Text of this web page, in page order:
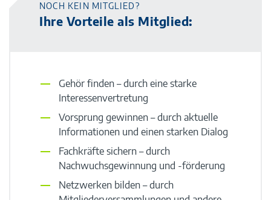
NOCH KEIN MITGLIED?
Ihre Vorteile als Mitglied:
Gehör finden – durch eine starke
Interessenvertretung
Vorsprung gewinnen – durch aktuelle
Informationen und einen starken Dialog
Fachkräfte sichern – durch
Nachwuchsgewinnung und -förderung
Netzwerken bilden – durch